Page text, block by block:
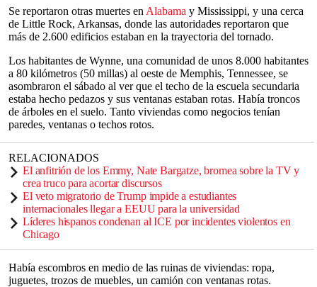
Se reportaron otras muertes en Alabama y Mississippi, y una cerca
de Little Rock, Arkansas, donde las autoridades reportaron que
más de 2.600 edificios estaban en la trayectoria del tornado.
Los habitantes de Wynne, una comunidad de unos 8.000 habitantes
a 80 kilómetros (50 millas) al oeste de Memphis, Tennessee, se
asombraron el sábado al ver que el techo de la escuela secundaria
estaba hecho pedazos y sus ventanas estaban rotas. Había troncos
de árboles en el suelo. Tanto viviendas como negocios tenían
paredes, ventanas o techos rotos.
RELACIONADOS
El anfitrión de los Emmy, Nate Bargatze, bromea sobre la TV y
crea truco para acortar discursos
El veto migratorio de Trump impide a estudiantes
internacionales llegar a EEUU para la universidad
Líderes hispanos condenan al ICE por incidentes violentos en
Chicago
Había escombros en medio de las ruinas de viviendas: ropa,
juguetes, trozos de muebles, un camión con ventanas rotas.